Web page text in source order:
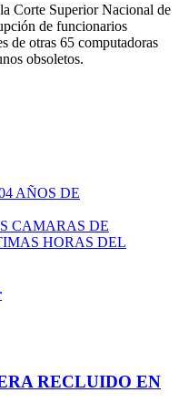
Corte Superior Nacional de
de funcionarios
de otras 65 computadoras
obsoletos.
AÑOS DE
CAMARAS DE
HORAS DEL
RECLUIDO EN